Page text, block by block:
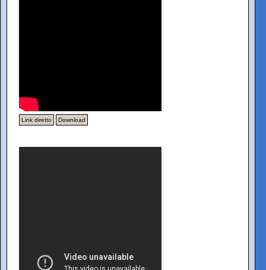
Link diretto Download